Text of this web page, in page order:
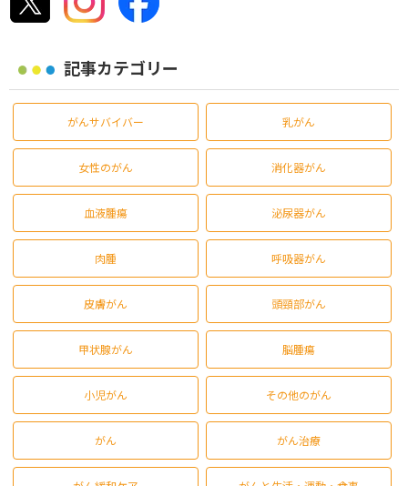
記事カテゴリー
がんサバイバー 乳がん
女性のがん 消化器がん
血液腫瘍 泌尿器がん
肉腫 呼吸器がん
皮膚がん 頭頸部がん
甲状腺がん 脳腫瘍
小児がん その他のがん
がん がん治療